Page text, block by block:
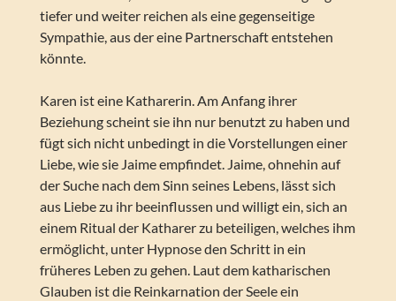
tiefer und weiter reichen als eine gegenseitige
Sympathie, aus der eine Partnerschaft entstehen
könnte.
Karen ist eine Katharerin. Am Anfang ihrer
Beziehung scheint sie ihn nur benutzt zu haben und
fügt sich nicht unbedingt in die Vorstellungen einer
Liebe, wie sie Jaime empfindet. Jaime, ohnehin auf
der Suche nach dem Sinn seines Lebens, lässt sich
aus Liebe zu ihr beeinflussen und willigt ein, sich an
einem Ritual der Katharer zu beteiligen, welches ihm
ermöglicht, unter Hypnose den Schritt in ein
früheres Leben zu gehen. Laut dem katharischen
Glauben ist die Reinkarnation der Seele ein